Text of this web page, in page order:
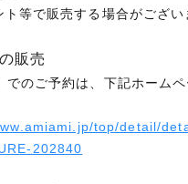
等で販売する場合がござい
販売
でのご予約は、下記ホーム
top/detail/
202840